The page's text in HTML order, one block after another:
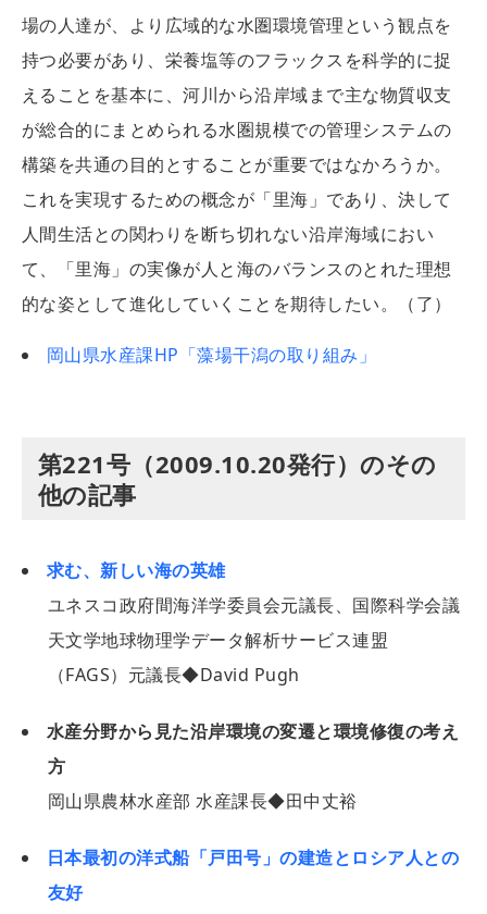
場の人達が、より広域的な水圏環境管理という観点を
持つ必要があり、栄養塩等のフラックスを科学的に捉
えることを基本に、河川から沿岸域まで主な物質収支
が総合的にまとめられる水圏規模での管理システムの
構築を共通の目的とすることが重要ではなかろうか。
これを実現するための概念が「里海」であり、決して
人間生活との関わりを断ち切れない沿岸海域におい
て、「里海」の実像が人と海のバランスのとれた理想
的な姿として進化していくことを期待したい。（了）
岡山県水産課HP「藻場干潟の取り組み」
第221号（2009.10.20発行）のその
他の記事
求む、新しい海の英雄
ユネスコ政府間海洋学委員会元議長、国際科学会議
天文学地球物理学データ解析サービス連盟
（FAGS）元議長◆David Pugh
水産分野から見た沿岸環境の変遷と環境修復の考え
方
岡山県農林水産部 水産課長◆田中丈裕
日本最初の洋式船「戸田号」の建造とロシア人との
友好